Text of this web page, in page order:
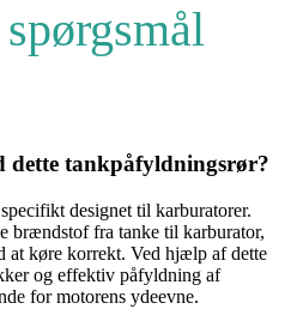
dette tankpåfyldningsrør?
designet til karburatorer.
brændstof fra tanke til karburator,
at køre korrekt. Ved hjælp af dette
og effektiv påfyldning af
for motorens ydeevne.